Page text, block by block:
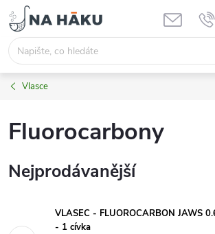
Přejít
na
obsah
Vlasce
Fluorocarbony
Nejprodávanější
VLASEC - FLUOROCARBON JAWS
- 1 cívka